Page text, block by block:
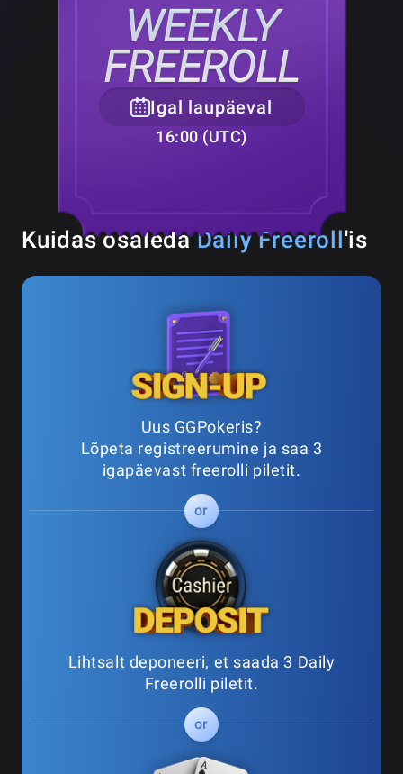
WEEKLY
FREEROLL
Igal laupäeval
16:00 (UTC)
Kuidas osaledaDaily Freeroll'is
Uus GGPokeris?
Lõpeta registreerumine ja saa 3
igapäevast freerolli piletit.
Lihtsalt deponeeri, et saada 3 Daily
Freerolli piletit.